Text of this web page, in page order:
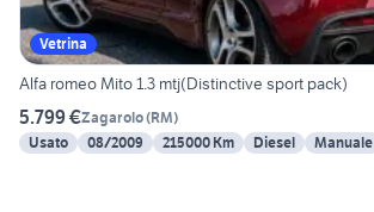
Vetrina
Alfa romeo Mito 1.3 mtj(Distinctive sport pack)
5.799 €Zagarolo(RM)
Usato
08/2009 215000 Km Diesel Manuale